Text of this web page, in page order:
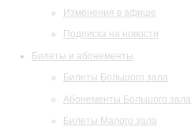
Изменения в афише
Подписка на новости
Билеты и абонементы
Билеты Большого зала
Абонементы Большого зала
Билеты Малого зала